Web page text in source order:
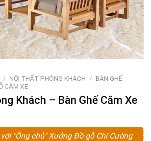
/ NỘI THẤT PHÒNG KHÁCH / BÀN GHẾ
CĂM XE
Khách – Bàn Ghế Căm Xe
"Ông chủ" Xưởng Đồ gỗ Chí Cường